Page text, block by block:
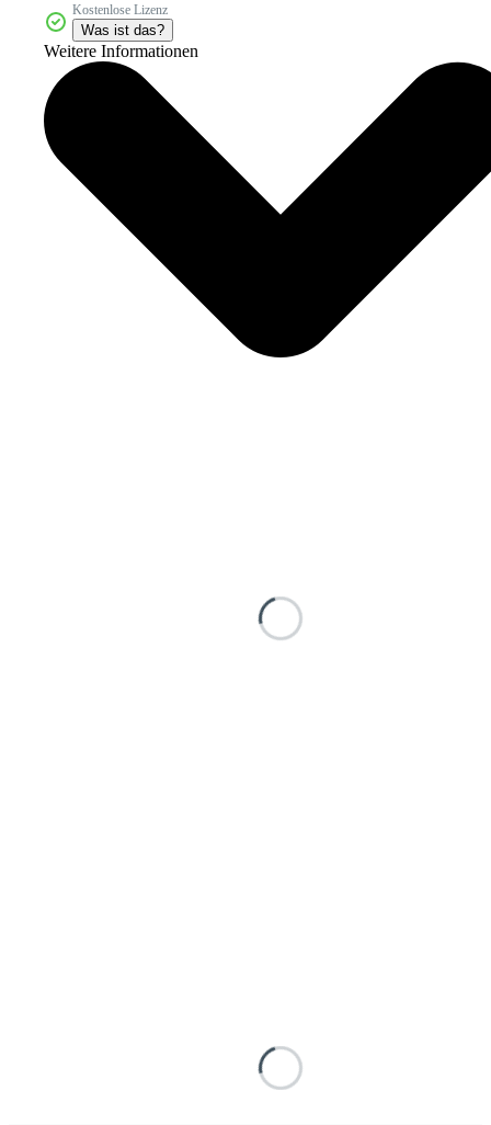
Kostenlose Lizenz
Was ist das?
Weitere Informationen